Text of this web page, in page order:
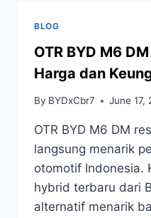
BLOG
OTR BYD M6
Harga dan
By BYDxCbr7 June 17,
OTR BYD M6 DM
langsung menarik
otomotif Indonesia.
hybrid terbaru dari
alternatif menarik